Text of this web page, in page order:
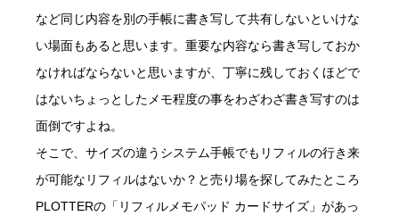
など同じ内容を別の手帳に書き写して共有しないといけな
い場面もあると思います。重要な内容なら書き写しておか
なければならないと思いますが、丁寧に残しておくほどで
はないちょっとしたメモ程度の事をわざわざ書き写すのは
面倒ですよね。
そこで、サイズの違うシステム手帳でもリフィルの行き来
が可能なリフィルはないか？と売り場を探してみたところ
PLOTTERの「リフィルメモパッド カードサイズ」があっ